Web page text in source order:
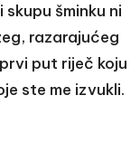
šminku ni
razarajućeg
put riječ koju
ste me izvukli.